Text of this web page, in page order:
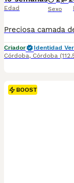
Edad Sexo
Criador
Identidad
Córdoba, Córdoba
BOOST